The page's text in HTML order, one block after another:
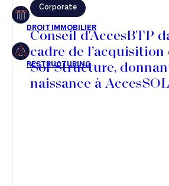
Restructuring
Article
Corporate
Conseil d'AccesBTP
cadre de
Sol Structure,
naissance à AccesSOL